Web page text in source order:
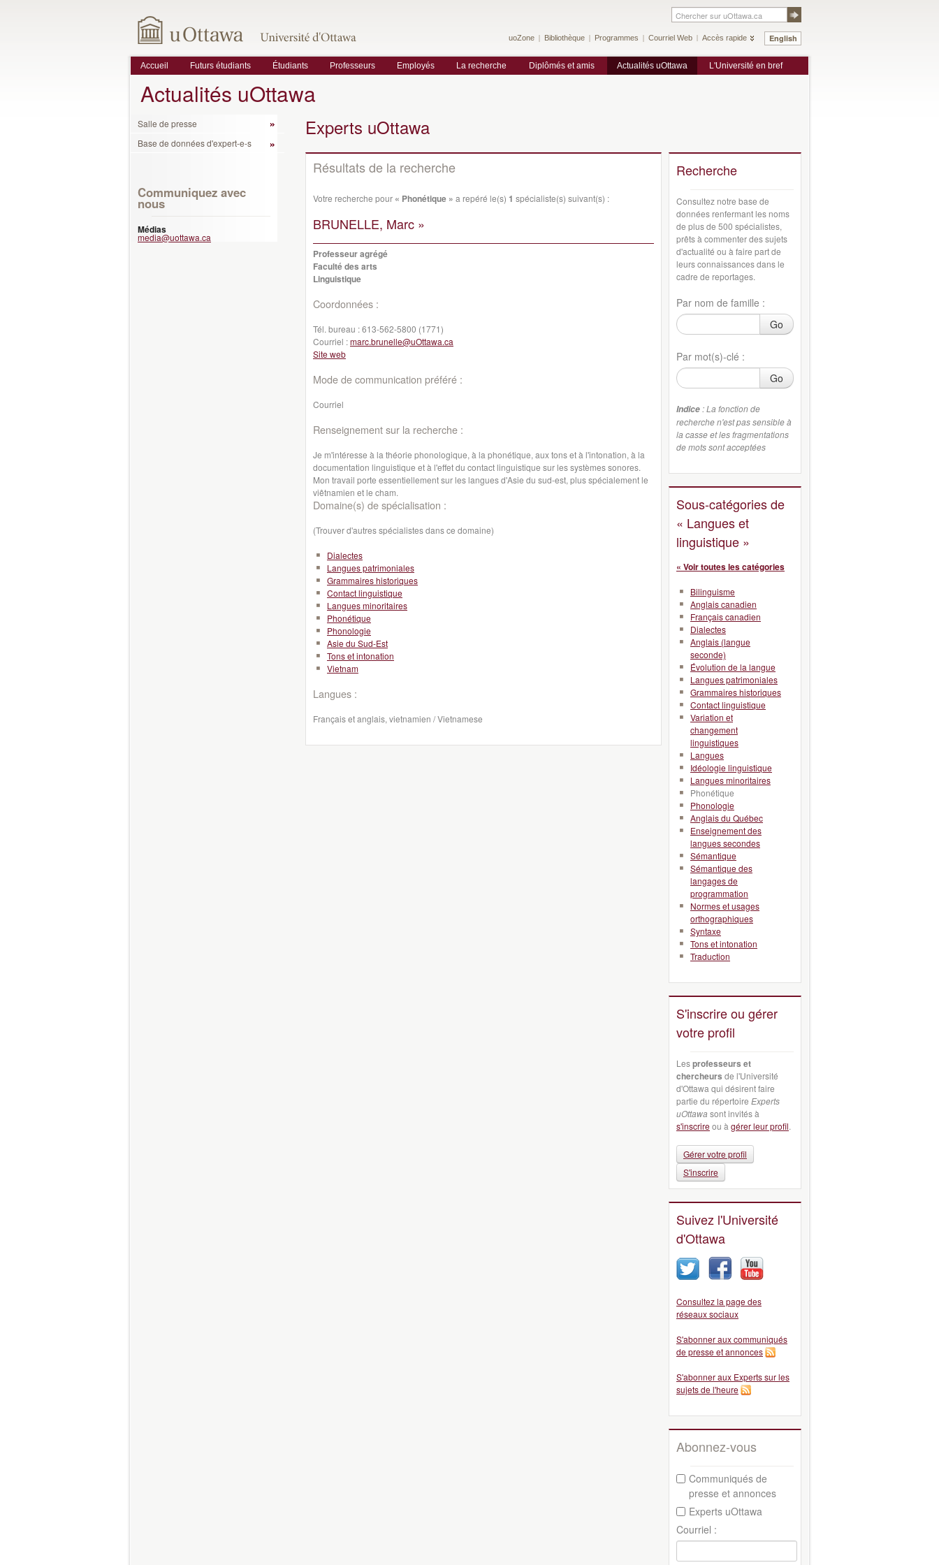
English
uoZone Bibliothèque Programmes Courriel Web Accès rapide
Accueil Futurs étudiants Étudiants Professeurs Employés La recherche Diplômés et amis Actualités uOttawa L'Université en bref
Actualités uOttawa
Salle de presse
Base de données d'expert-e-s
Communiquez avec
nous
Médias
media@uottawa.ca
Experts uOttawa
Résultats de la recherche
Votre recherche pour « Phonétique » a repéré le(s) 1 spécialiste(s) suivant(s) :
BRUNELLE, Marc »
Professeur agrégé
Faculté des arts
Linguistique
Coordonnées :
Tél. bureau :613-562-5800 (1771)
Courriel :marc.brunelle@uOttawa.ca
Site web
Mode de communication préféré :
Courriel
Renseignement sur la recherche :
Je m'intéresse à la théorie phonologique, à la phonétique, aux tons et à l'intonation, à la
documentation linguistique et à l'effet du contact linguistique sur les systèmes sonores.
Mon travail porte essentiellement sur les langues d'Asie du sud-est, plus spécialement le
viêtnamien et le cham.
Domaine(s) de spécialisation :
(Trouver d'autres spécialistes dans ce domaine)
Dialectes
Langues patrimoniales
Grammaires historiques
Contact linguistique
Langues minoritaires
Phonétique
Phonologie
Asie du Sud-Est
Tons et intonation
Vietnam
Langues :
Français et anglais, vietnamien / Vietnamese
Recherche
Consultez notre base de
données renfermant les noms
de plus de 500 spécialistes,
prêts à commenter des sujets
d'actualité ou à faire part de
leurs connaissances dans le
cadre de reportages.
Par nom de famille :
Go
Par mot(s)-clé :
Go
Indice : La fonction de
recherche n'est pas sensible à
la casse et les fragmentations
de mots sont acceptées
Sous-catégories de
« Langues et
linguistique »
« Voir toutes les catégories
Bilinguisme
Anglais canadien
Français canadien
Dialectes
Anglais (langue
seconde)
Évolution de la langue
Langues patrimoniales
Grammaires historiques
Contact linguistique
Variation et
changement
linguistiques
Langues
Idéologie linguistique
Langues minoritaires
Phonétique
Phonologie
Anglais du Québec
Enseignement des
langues secondes
Sémantique
Sémantique des
langages de
programmation
Normes et usages
orthographiques
Syntaxe
Tons et intonation
Traduction
S'inscrire ou gérer
votre profil
Lesprofesseurs et
chercheurs de l'Université
d'Ottawa qui désirent faire
partie du répertoire Experts
uOttawa sont invités à
s'inscrireou à gérer leur profil.
Gérer votre profil
S'inscrire
Suivez l'Université
d'Ottawa
Consultez la page des
réseaux sociaux
S'abonner aux communiqués
de presse et annonces
S'abonner aux Experts sur les
sujets de l'heure
Abonnez-vous
Communiqués de
presse et annonces
Experts uOttawa
Courriel :